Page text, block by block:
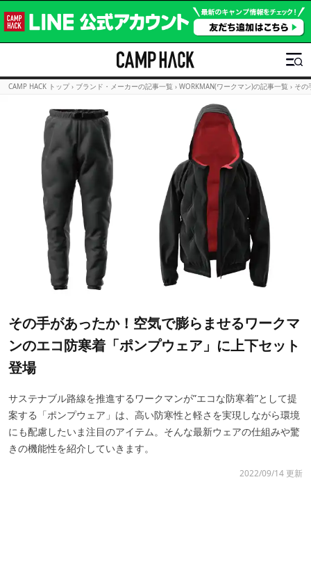
CAMP HACK トップ › ブランド・メーカーの記事一覧 › WORKMAN(ワークマン)の記事一覧 › その
その手があったか！空気で膨らませるワークマ
ンのエコ防寒着「ポンプウェア」に上下セット
登場
サステナブル路線を推進するワークマンが”エコな防寒着”として提
案する「ポンプウェア」は、高い防寒性と軽さを実現しながら環境
にも配慮したいま注目のアイテム。そんな最新ウェアの仕組みや驚
きの機能性を紹介していきます。
2022/09/14 更新